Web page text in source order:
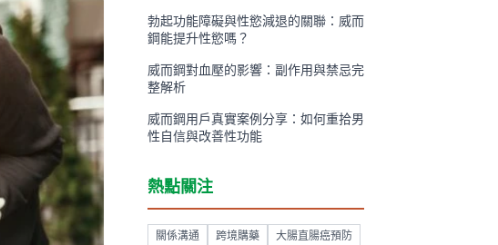
勃起功能障礙與性慾減退的關聯：威而
鋼能提升性慾嗎？
威而鋼對血壓的影響：副作用與禁忌完
整解析
威而鋼用戶真實案例分享：如何重拾男
性自信與改善性功能
熱點關注
關係溝通 跨境購藥 大腸直腸癌預防